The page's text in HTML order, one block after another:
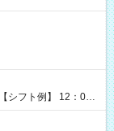
お仕事後はコンビニ